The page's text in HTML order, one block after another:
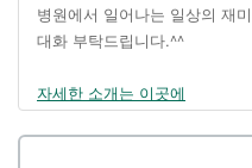
병원에서 일어나는 일상의 재
대화 부탁드립니다.^^
자세한 소개는 이곳에